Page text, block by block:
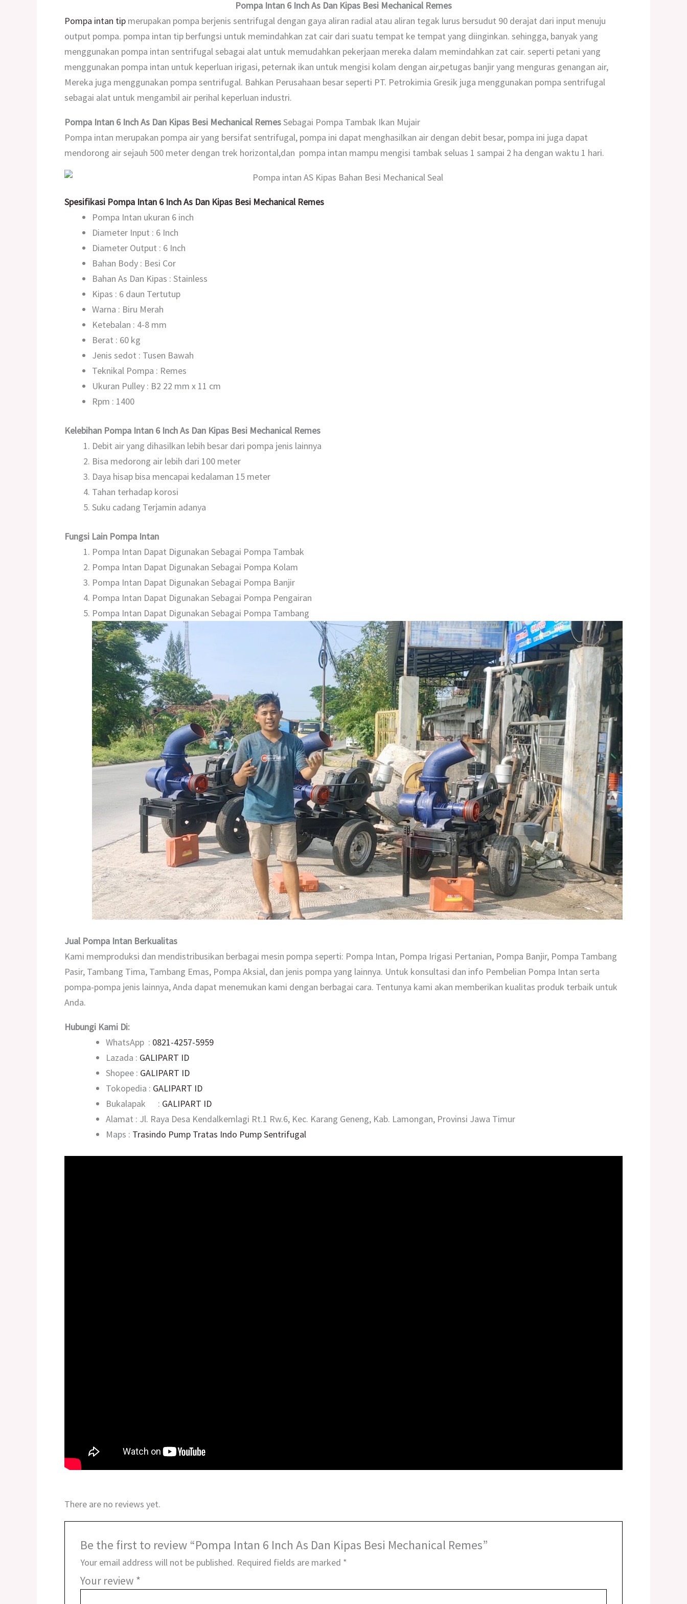
Pompa Intan 6 Inch As Dan Kipas Besi Mechanical Remes
Pompa intan tip merupakan pompa berjenis sentrifugal dengan gaya aliran radial atau aliran tegak lurus bersudut 90 derajat dari input menuju
output pompa. pompa intan tip berfungsi untuk memindahkan zat cair dari suatu tempat ke tempat yang diinginkan. sehingga, banyak yang
menggunakan pompa intan sentrifugal sebagai alat untuk memudahkan pekerjaan mereka dalam memindahkan zat cair. seperti petani yang
menggunakan pompa intan untuk keperluan irigasi, peternak ikan untuk mengisi kolam dengan air,petugas banjir yang menguras genangan air,
Mereka juga menggunakan pompa sentrifugal. Bahkan Perusahaan besar seperti PT. Petrokimia Gresik juga menggunakan pompa sentrifugal
sebagai alat untuk mengambil air perihal keperluan industri.
Pompa Intan 6 Inch As Dan Kipas Besi Mechanical RemesSebagai Pompa Tambak Ikan Mujair
Pompa intan merupakan pompa air yang bersifat sentrifugal, pompa ini dapat menghasilkan air dengan debit besar, pompa ini juga dapat
mendorong air sejauh 500 meter dengan trek horizontal,dan pompa intan mampu mengisi tambak seluas 1 sampai 2 ha dengan waktu 1 hari.
Spesifikasi Pompa Intan 6 Inch As Dan Kipas Besi Mechanical Remes
Pompa Intan ukuran 6 inch
Diameter Input : 6 Inch
Diameter Output : 6 Inch
Bahan Body : Besi Cor
Bahan As Dan Kipas : Stainless
Kipas : 6 daun Tertutup
Warna : Biru Merah
Ketebalan : 4-8 mm
Berat : 60 kg
Jenis sedot : Tusen Bawah
Teknikal Pompa : Remes
Ukuran Pulley : B2 22 mm x 11 cm
Rpm : 1400
Kelebihan Pompa Intan 6 Inch As Dan Kipas Besi Mechanical Remes
Debit air yang dihasilkan lebih besar dari pompa jenis lainnya
Bisa medorong air lebih dari 100 meter
Daya hisap bisa mencapai kedalaman 15 meter
Tahan terhadap korosi
Suku cadang Terjamin adanya
Fungsi Lain Pompa Intan
Pompa Intan Dapat Digunakan Sebagai Pompa Tambak
Pompa Intan Dapat Digunakan Sebagai Pompa Kolam
Pompa Intan Dapat Digunakan Sebagai Pompa Banjir
Pompa Intan Dapat Digunakan Sebagai Pompa Pengairan
Pompa Intan Dapat Digunakan Sebagai Pompa Tambang
Jual Pompa Intan Berkualitas
Kami memproduksi dan mendistribusikan berbagai mesin pompa seperti: Pompa Intan, Pompa Irigasi Pertanian, Pompa Banjir, Pompa Tambang
Pasir, Tambang Tima, Tambang Emas, Pompa Aksial, dan jenis pompa yang lainnya. Untuk konsultasi dan info Pembelian Pompa Intan serta
pompa-pompa jenis lainnya, Anda dapat menemukan kami dengan berbagai cara. Tentunya kami akan memberikan kualitas produk terbaik untuk
Anda.
Hubungi Kami Di:
WhatsApp : 0821-4257-5959
Lazada : GALIPART ID
Shopee : GALIPART ID
Tokopedia : GALIPART ID
Bukalapak : GALIPART ID
Alamat : Jl. Raya Desa Kendalkemlagi Rt.1 Rw.6, Kec. Karang Geneng, Kab. Lamongan, Provinsi Jawa Timur
Maps : Trasindo Pump Tratas Indo Pump Sentrifugal
There are no reviews yet.
Be the first to review “Pompa Intan 6 Inch As Dan Kipas Besi Mechanical Remes”
Your email address will not be published. Required fields are marked *
Your review *